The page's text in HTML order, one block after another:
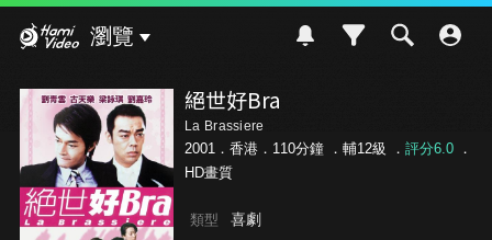
瀏覽
絕世好Bra
La Brassiere
2001．香港．110分鐘 ． 輔12級 ． 評分6.0．
HD畫質
類型 喜劇